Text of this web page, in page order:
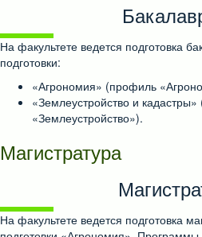
На факультете ведется подготовка
подготовки:
«Агрономия» (профиль
«Землеустройство и
«Землеустройство»).
Магистратура
На факультете ведется подготовка